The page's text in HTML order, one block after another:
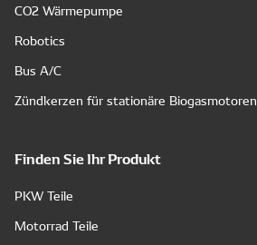
CO2 Wärmepumpe
Robotics
Bus A/C
Zündkerzen für stationäre Biogasmotoren
Finden Sie Ihr Produkt
PKW Teile
Motorrad Teile